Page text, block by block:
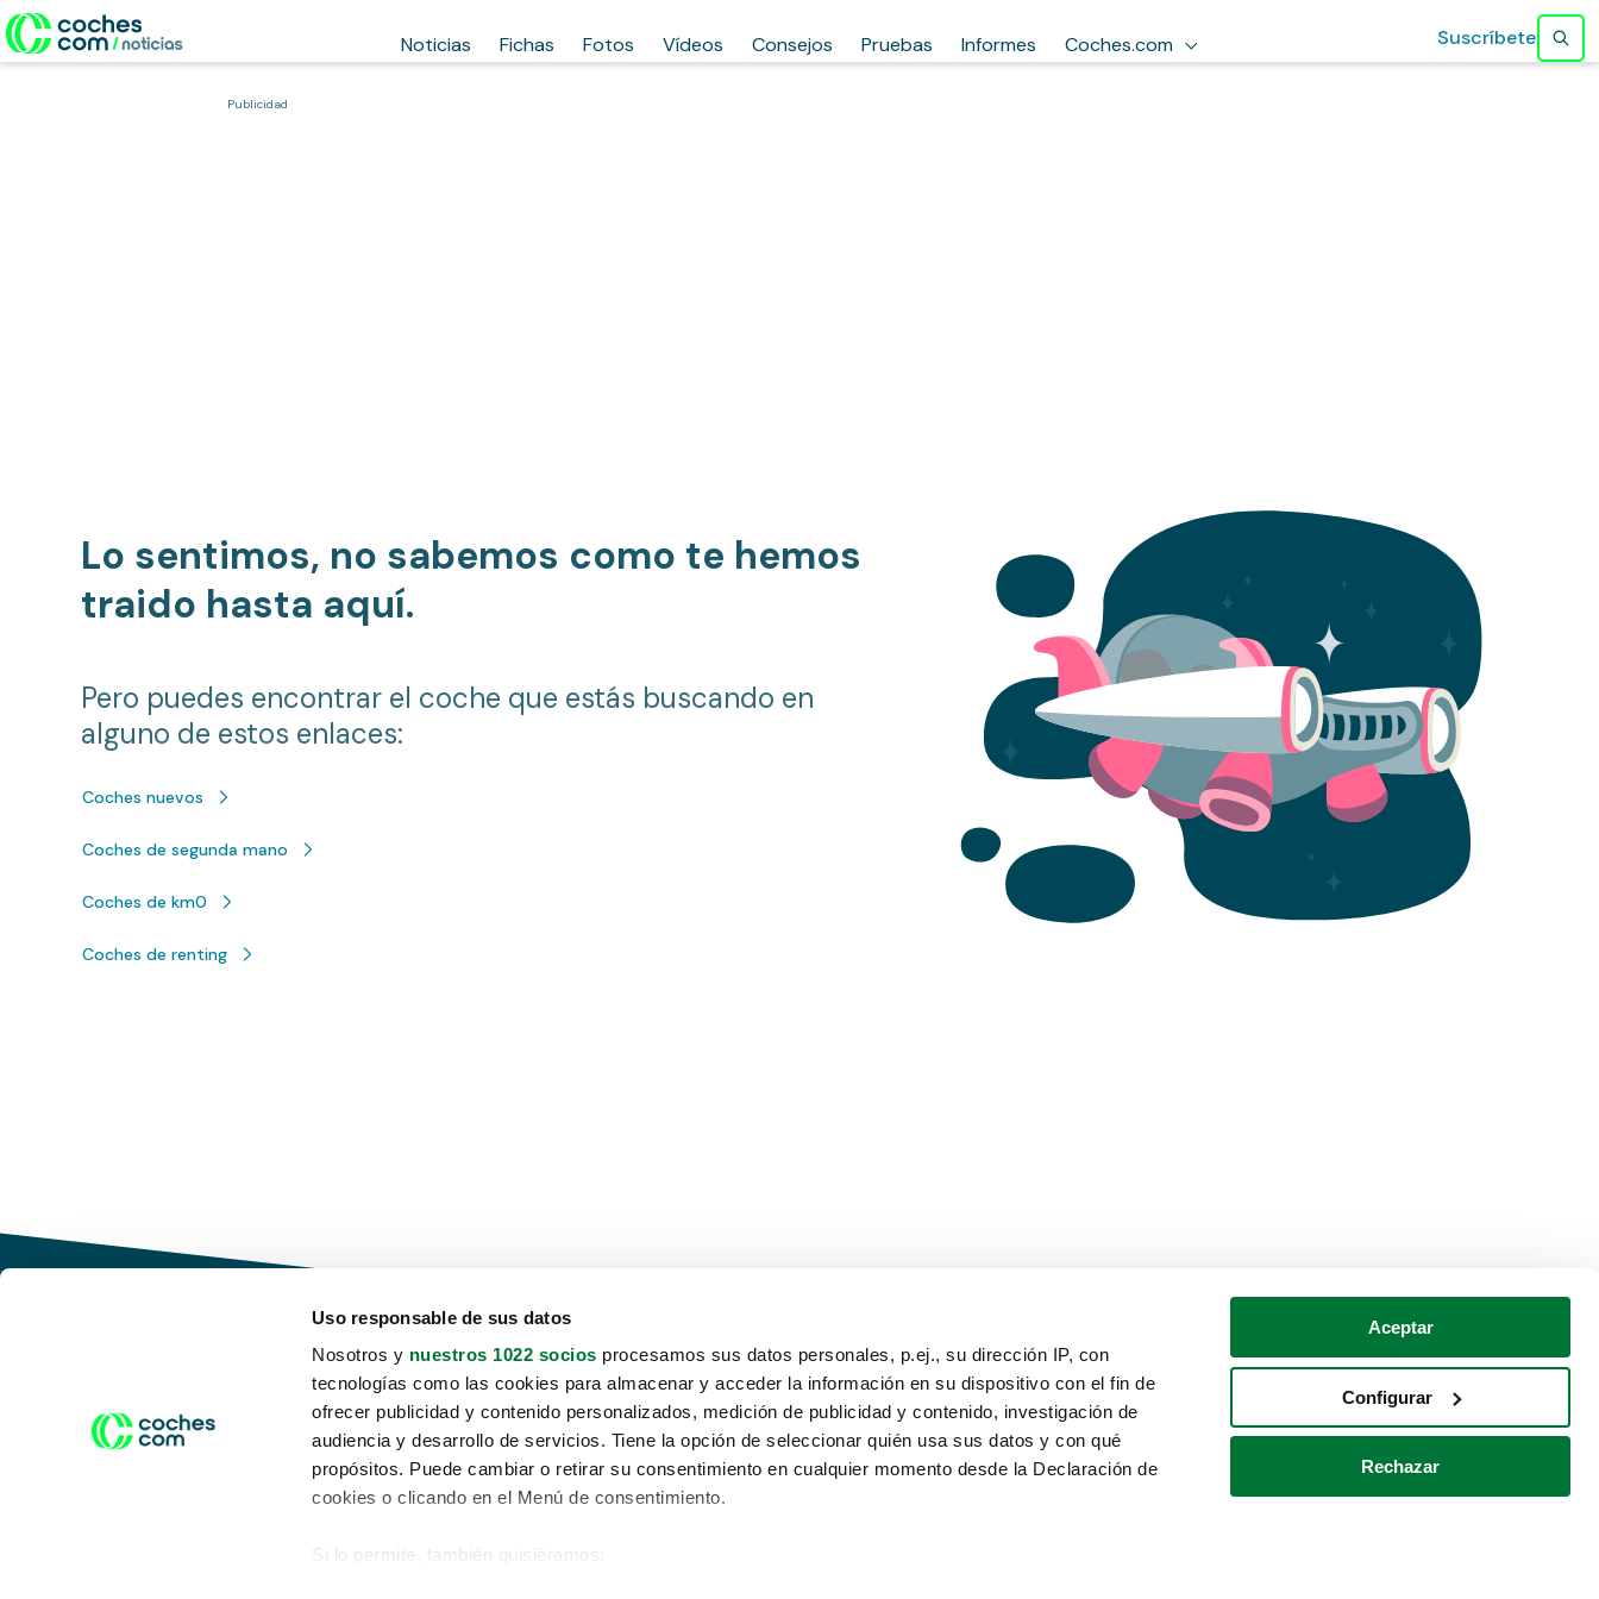
Uso responsable de sus datos
Nosotros y nuestros 1022 socios procesamos sus datos personales, p.ej., su dirección IP, con
tecnologías como las cookies para almacenar y acceder la información en su dispositivo con el fin de
ofrecer publicidad y contenido personalizados, medición de publicidad y contenido, investigación de
audiencia y desarrollo de servicios. Tiene la opción de seleccionar quién usa sus datos y con qué
propósitos. Puede cambiar o retirar su consentimiento en cualquier momento desde la Declaración de
cookies o clicando en el Menú de consentimiento.
Si lo permite, también quisiéramos:
Aceptar
Configurar
Rechazar
Noticias Fichas Fotos Vídeos Consejos Pruebas Informes Coches.com Suscríbete
Publicidad
Lo sentimos, no sabemos como te hemos
traido hasta aquí.
Pero puedes encontrar el coche que estás buscando en
alguno de estos enlaces:
Coches nuevos
Coches de segunda mano
Coches de km0
Coches de renting
Conduce tu futuro,
desata tu movilidad